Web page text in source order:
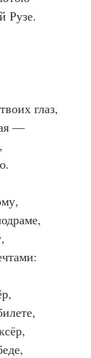
Рузе.
глаз,
—